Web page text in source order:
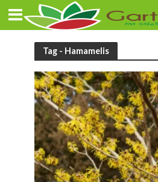
Tag - Hamamelis